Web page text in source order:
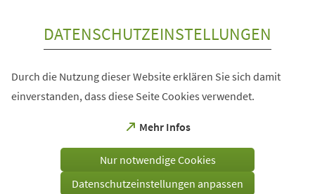
DATENSCHUTZEINSTELLUNGEN
Durch die Nutzung dieser Website erklären Sie sich damit
einverstanden, dass diese Seite Cookies verwendet.
Mehr Infos
(Öffnet
einem
Tab)
Nur notwendige Cookies
Datenschutzeinstellungen anpassen